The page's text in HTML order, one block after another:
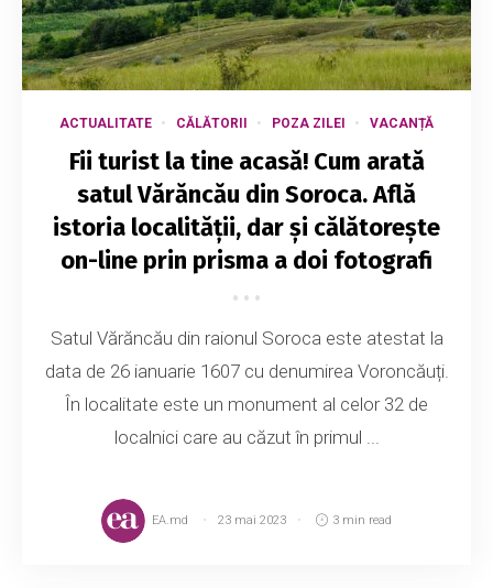
ACTUALITATE CĂLĂTORII POZA ZILEI VACANȚĂ
Fii turist la tine acasă! Cum arată
satul Vărăncău din Soroca. Află
istoria localității, dar și călătorește
on-line prin prisma a doi fotografi
Satul Vărăncău din raionul Soroca este atestat la
data de 26 ianuarie 1607 cu denumirea Voroncăuți.
În localitate este un monument al celor 32 de
localnici care au căzut în primul ...
EA.md 23 mai 2023 3 min read